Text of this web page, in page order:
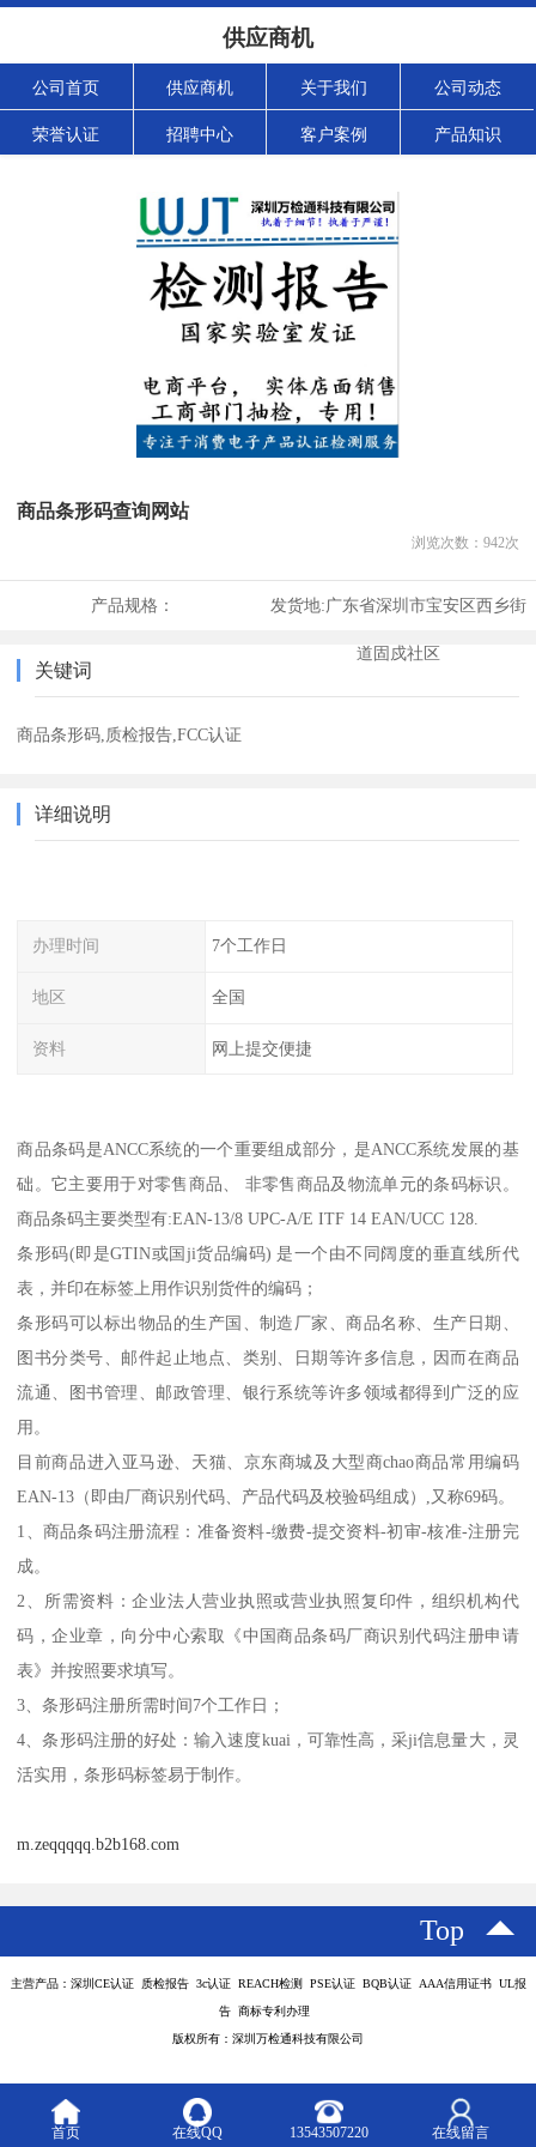
供应商机
公司首页 供应商机 关于我们 公司动态
荣誉认证 招聘中心 客户案例 产品知识
商品条形码查询网站
浏览次数： 942次
产品规格： 发货地:广东省深圳市宝安区西乡街
道固戍社区
关键词
商品条形码,质检报告,FCC认证
详细说明
办理时间 7个工作日
地区 全国
资料 网上提交便捷
商品条码是ANCC系统的一个重要组成部分，是ANCC系统发展的基
础。它主要用于对零售商品、 非零售商品及物流单元的条码标识。
商品条码主要类型有:EAN-13/8 UPC-A/E ITF 14 EAN/UCC 128.
条形码(即是GTIN或国ji货品编码) 是一个由不同阔度的垂直线所代
表，并印在标签上用作识别货件的编码；
条形码可以标出物品的生产国、制造厂家、商品名称、生产日期、
图书分类号、邮件起止地点、类别、日期等许多信息，因而在商品
流通、图书管理、邮政管理、银行系统等许多领域都得到广泛的应
用。
目前商品进入亚马逊、天猫、京东商城及大型商chao商品常用编码
EAN-13（即由厂商识别代码、产品代码及校验码组成）,又称69码。
1、商品条码注册流程：准备资料-缴费-提交资料-初审-核准-注册完
成。
2、所需资料：企业法人营业执照或营业执照复印件，组织机构代
码，企业章，向分中心索取《中国商品条码厂商识别代码注册申请
表》并按照要求填写。
3、条形码注册所需时间7个工作日；
4、条形码注册的好处：输入速度kuai，可靠性高，采ji信息量大，灵
活实用，条形码标签易于制作。
m.zeqqqqq.b2b168.com
Top
主营产品：深圳CE认证 质检报告 3c认证 REACH检测 PSE认证 BQB认证 AAA信用证书 UL报
告 商标专利办理
版权所有：深圳万检通科技有限公司
首页 在线QQ 13543507220 在线留言